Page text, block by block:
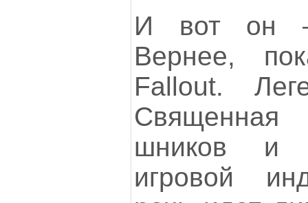
И вот он
Вернее,
Fallout.
Священная
шников и
игровой